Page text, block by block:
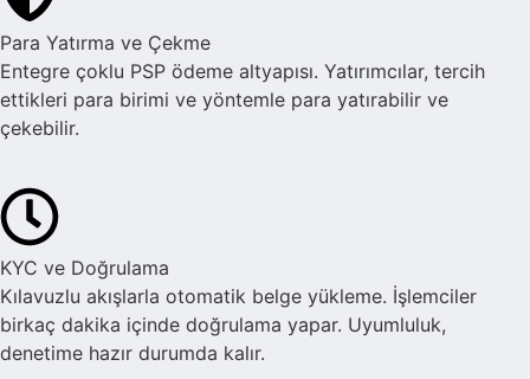
Para Yatırma ve Çekme
Entegre çoklu PSP ödeme altyapısı. Yatırımcılar, tercih
ettikleri para birimi ve yöntemle para yatırabilir ve
çekebilir.
KYC ve Doğrulama
Kılavuzlu akışlarla otomatik belge yükleme. İşlemciler
birkaç dakika içinde doğrulama yapar. Uyumluluk,
denetime hazır durumda kalır.